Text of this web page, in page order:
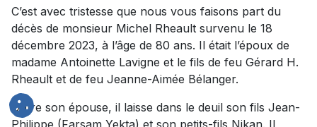
C’est avec tristesse que nous vous faisons part du
décès de monsieur Michel Rheault survenu le 18
décembre 2023, à l’âge de 80 ans. Il était l’époux de
madame Antoinette Lavigne et le fils de feu Gérard H.
Rheault et de feu Jeanne-Aimée Bélanger.
Outre son épouse, il laisse dans le deuil son fils Jean-
Philippe (Farsam Yekta) et son petits-fils Nikan. Il